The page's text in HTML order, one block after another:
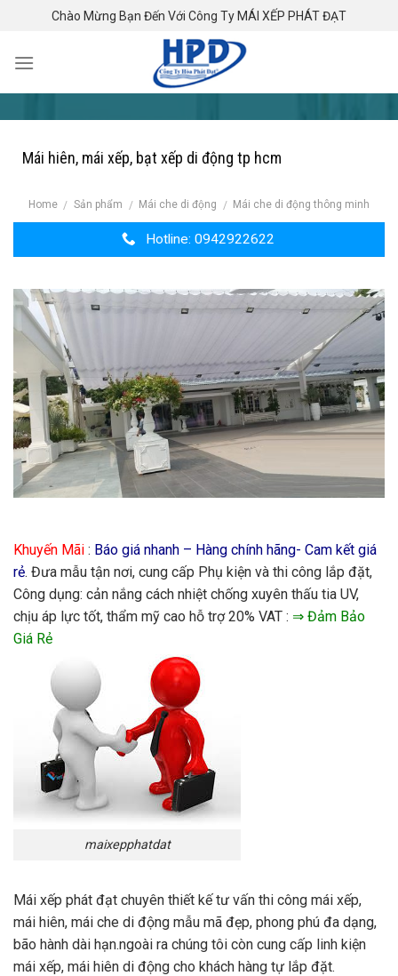
content
Chào Mừng Bạn Đến Với Công Ty MÁI XẾP PHÁT ĐẠT
Mái hiên, mái xếp, bạt xếp di động tp hcm
Home / Sản phẩm / Mái che di động / Mái che di động thông minh
Hotline: 0942922622
Khuyến Mãi : Báo giá nhanh – Hàng chính hãng- Cam kết giá
rẻ. Đưa mẫu tận nơi, cung cấp Phụ kiện và thi công lắp đặt,
Công dụng: cản nắng cách nhiệt chống xuyên thấu tia UV,
chịu áp lực tốt, thẩm mỹ cao hỗ trợ 20% VAT : ⇒ Đảm Bảo
Giá Rẻ
maixepphatdat
Mái xếp phát đạt chuyên thiết kế tư vấn thi công mái xếp,
mái hiên, mái che di động mẫu mã đẹp, phong phú đa dạng,
bão hành dài hạn.ngoài ra chúng tôi còn cung cấp linh kiện
mái xếp, mái hiên di động cho khách hàng tự lắp đặt.